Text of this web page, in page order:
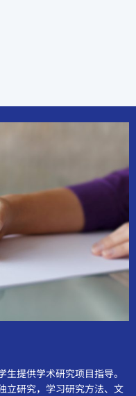
提供学术研究项目指导。
立研究，学习研究方法、文